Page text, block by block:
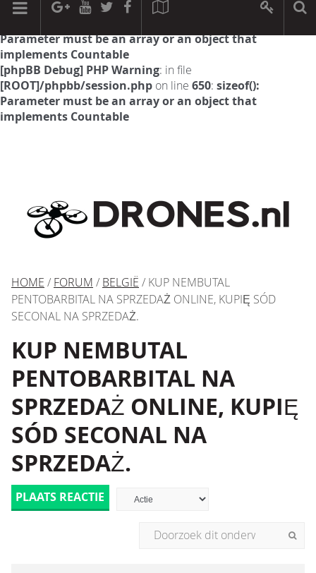
[phpBB Debug] PHP Warning: in file
Parameter must be an array or an object that
implements Countable
[phpBB Debug] PHP Warning: in file
[ROOT]/phpbb/session.php on line 650: sizeof():
Parameter must be an array or an object that
implements Countable
HOME / FORUM / BELGIË / KUP NEMBUTAL
PENTOBARBITAL NA SPRZEDAŻ ONLINE, KUPIĘ SÓD
SECONAL NA SPRZEDAŻ.
KUP NEMBUTAL
PENTOBARBITAL NA
SPRZEDAŻ ONLINE, KUPIĘ
SÓD SECONAL NA
SPRZEDAŻ.
PLAATS REACTIE